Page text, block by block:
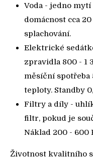
Voda - jedno mytí
domácnost cca
splachování.
Elektrické
zpravidla 800 - 1
měsíční spotřeba
teploty. Standby
Filtry a díly -
filtr, pokud je
Náklad 200 - 600
Životnost kvalitního